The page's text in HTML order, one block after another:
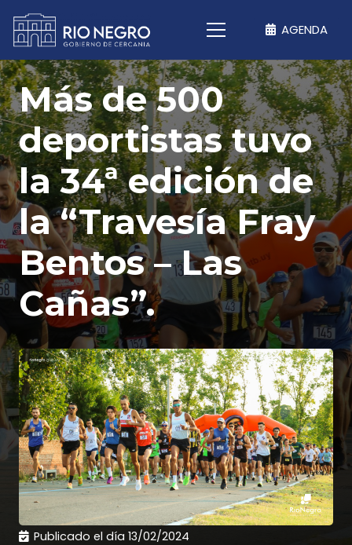
AGENDA
Más de 500
deportistas tuvo
la 34ª edición de
la “Travesía Fray
Bentos – Las
Cañas”.
Publicado el día 13/02/2024